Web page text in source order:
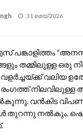
Posted
31 മെയ്‌ 2026
തമ്മിലുള്ള ഒരു
വളർച്ചയ്ക്ക് വലിയ
നിലവിലുള്ള
വൻകിട
നൽകും. ഷെയർ